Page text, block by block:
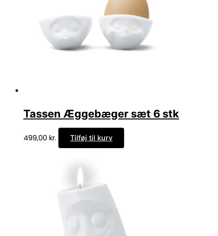
Tassen Æggebæger sæt 6 stk
499,00 kr. Tilføj til kurv